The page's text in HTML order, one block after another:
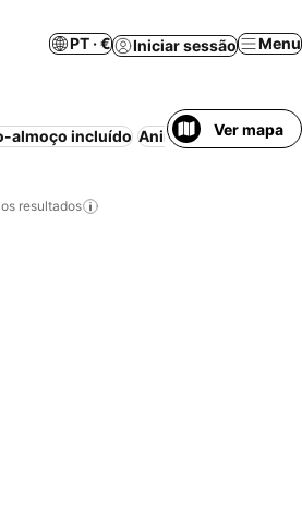
PT · € Iniciar sessão Menu
almoço incluído Animais permitidos
Ver mapa
resultados